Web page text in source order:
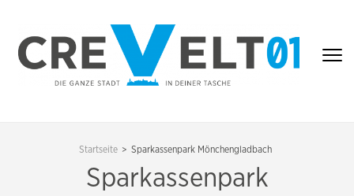
springen
(Enter
DEINER TASCHE
Startseite > Sparkassenpark Mönchengladbach
Sparkassenpark